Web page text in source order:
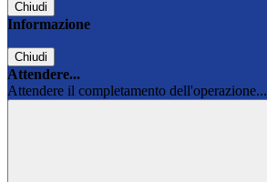
Chiudi
Informazione
Chiudi
Attendere...
Attendere il completamento dell'operazione...